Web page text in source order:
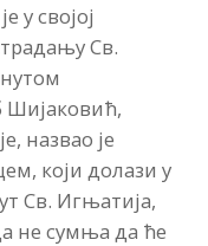
у својој
Св.
Шијаковић,
назвао је
који долази у
Св. Игњатија,
не сумња да ће